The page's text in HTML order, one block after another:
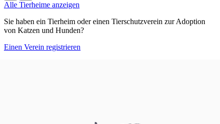
Alle Tierheime anzeigen
Sie haben ein Tierheim oder einen Tierschutzverein zur Adoption
von Katzen und Hunden?
Einen Verein registrieren